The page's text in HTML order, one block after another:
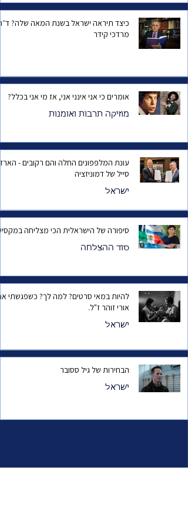
כיצד תיראה ישראל בשנת המאה
מרדכי קידר
אומרים כי אני אינני אני, אז מי אני בכלל?
מוזיקה תרבות ואומנות
עונת המלפפונים החלה והם רקובים -
סייל של דמוניזציה
ישראל
סיפורה של הישראלית הכי מצליחה
סוד ההצלחה
להיות במאי סרטים? למה לך? כשפגשתי
אורי זוהר ז"ל.
ישראל
הבחירות של גיל ססובר
ישראל